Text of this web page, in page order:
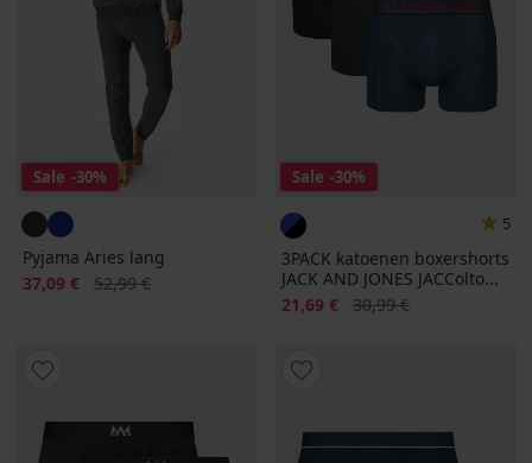
Sale -30%
Pyjama Aries lang
Korting
37,09 € Oorspronkelijke prijs
52,99 €
Sale -30%
5
3PACK katoenen boxershorts
JACK AND JONES JACColto...
Korting
21,69 € Oorspronkelijke prijs
30,99 €